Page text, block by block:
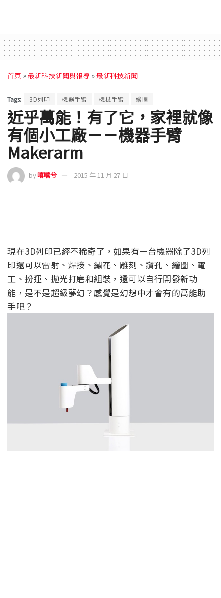
首頁 »最新科技新聞與報導 »最新科技新聞
Tags: 3D列印 機器手臂 機械手臂 繪圖
近乎萬能！有了它，家裡就像
有個小工廠－－機器手臂
Makerarm
by嘻嘻兮 2015 年 11 月 27 日
現在3D列印已經不稀奇了，如果有一台機器除了3D列
印還可以雷射、焊接、繡花、雕刻、鑽孔、繪圖、電
工、扮運、拋光打磨和組裝，還可以自行開發新功
能，是不是超級夢幻？感覺是幻想中才會有的萬能助
手吧？